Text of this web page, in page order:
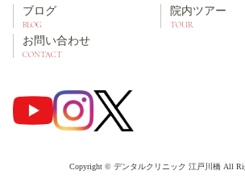
ブログ
BLOG
院内ツアー
TOUR
お問い合わせ
CONTACT
Copyright © デンタルクリニック 江戸川橋 All